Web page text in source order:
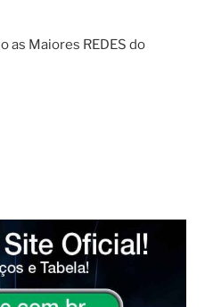
as Maiores REDES do